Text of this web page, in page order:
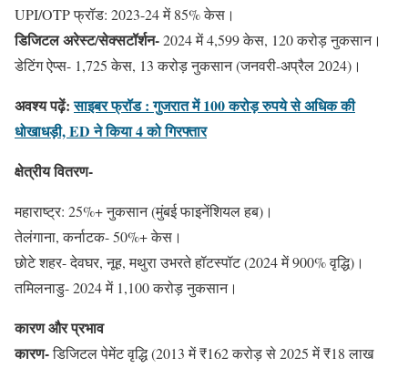
UPI/OTP फ्रॉड: 2023-24 में 85% केस।
डिजिटल अरेस्ट/सेक्सटॉर्शन-2024 में 4,599 केस, 120 करोड़ नुकसान।
डेटिंग ऐप्स- 1,725 केस, 13 करोड़ नुकसान (जनवरी-अप्रैल 2024)।
अवश्य पढ़ें:साइबर फ्रॉड : गुजरात में 100 करोड़ रुपये से अधिक की
धोखाधड़ी, ED ने किया 4 को गिरफ्तार
क्षेत्रीय वितरण-
महाराष्ट्र: 25%+ नुकसान (मुंबई फाइनेंशियल हब)।
तेलंगाना, कर्नाटक- 50%+ केस।
छोटे शहर- देवघर, नूह, मथुरा उभरते हॉटस्पॉट (2024 में 900% वृद्धि)।
तमिलनाडु- 2024 में 1,100 करोड़ नुकसान।
कारण और प्रभाव
कारण-डिजिटल पेमेंट वृद्धि (2013 में ₹162 करोड़ से 2025 में ₹18 लाख